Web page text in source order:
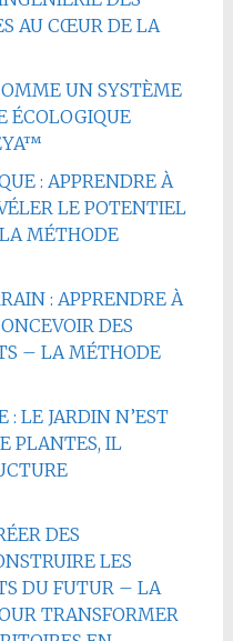
AU CŒUR DE LA
UN SYSTÈME
ÉCOLOGIQUE
: APPRENDRE À
LE POTENTIEL
MÉTHODE
: APPRENDRE À
DES
– LA MÉTHODE
: LE JARDIN N’EST
PLANTES, IL
DES
LES
DU FUTUR – LA
TRANSFORMER